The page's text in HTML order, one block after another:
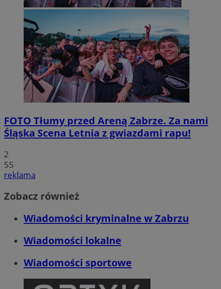
FOTO Tłumy przed Areną Zabrze. Za nami
Śląska Scena Letnia z gwiazdami rapu!
2
55
reklama
Zobacz również
Wiadomości kryminalne w Zabrzu
Wiadomości lokalne
Wiadomości sportowe